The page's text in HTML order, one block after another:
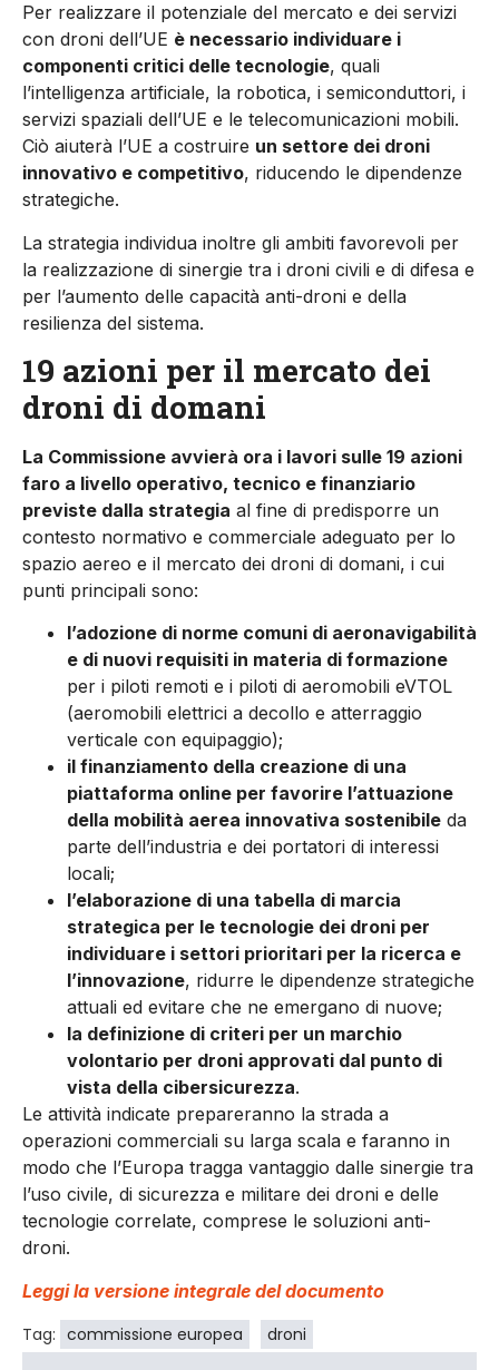
Per realizzare il potenziale del mercato e dei servizi
con droni dell’UE è necessario individuare i
componenti critici delle tecnologie, quali
l’intelligenza artificiale, la robotica, i semiconduttori, i
servizi spaziali dell’UE e le telecomunicazioni mobili.
Ciò aiuterà l’UE a costruire un settore dei droni
innovativo e competitivo, riducendo le dipendenze
strategiche.
La strategia individua inoltre gli ambiti favorevoli per
la realizzazione di sinergie tra i droni civili e di difesa e
per l’aumento delle capacità anti-droni e della
resilienza del sistema.
19 azioni per il mercato dei
droni di domani
La Commissione avvierà ora i lavori sulle 19 azioni
faro a livello operativo, tecnico e finanziario
previste dalla strategia al fine di predisporre un
contesto normativo e commerciale adeguato per lo
spazio aereo e il mercato dei droni di domani, i cui
punti principali sono:
l’adozione di norme comuni di aeronavigabilità
e di nuovi requisiti in materia di formazione
per i piloti remoti e i piloti di aeromobili eVTOL
(aeromobili elettrici a decollo e atterraggio
verticale con equipaggio);
il finanziamento della creazione di una
piattaforma online per favorire l’attuazione
della mobilità aerea innovativa sostenibile da
parte dell’industria e dei portatori di interessi
locali;
l’elaborazione di una tabella di marcia
strategica per le tecnologie dei droni per
individuare i settori prioritari per la ricerca e
l’innovazione, ridurre le dipendenze strategiche
attuali ed evitare che ne emergano di nuove;
la definizione di criteri per un marchio
volontario per droni approvati dal punto di
vista della cibersicurezza.
Le attività indicate prepareranno la strada a
operazioni commerciali su larga scala e faranno in
modo che l’Europa tragga vantaggio dalle sinergie tra
l’uso civile, di sicurezza e militare dei droni e delle
tecnologie correlate, comprese le soluzioni anti-
droni.
Leggi la versione integrale del documento
Tag: commissione europea droni